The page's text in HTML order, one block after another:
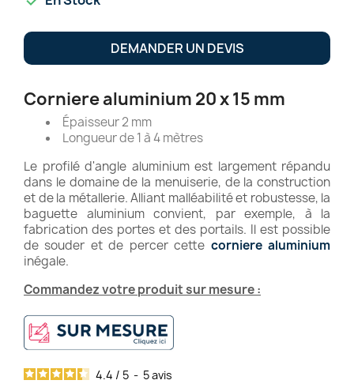
DEMANDER UN DEVIS
Corniere aluminium 20 x 15 mm
Épaisseur 2 mm
Longueur de 1 à 4 mètres
Le profilé d'angle aluminium est largement répandu
dans le domaine de la menuiserie, de la construction
et de la métallerie. Alliant malléabilité et robustesse, la
baguette aluminium convient, par exemple, à la
fabrication des portes et des portails. Il est possible
de souder et de percer cette corniere aluminium
inégale.
Commandez votre produit sur mesure :
4.4 / 5 - 5avis